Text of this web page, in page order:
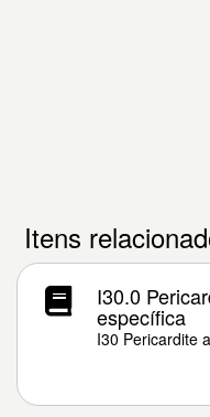
Itens
I30.0
específica
I30 Pericardite